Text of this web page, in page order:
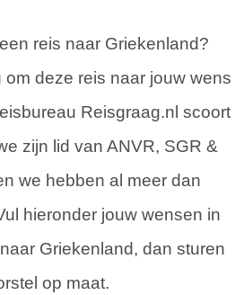
reis naar Griekenland?
deze reis naar jouw wens
Reisgraag.nl scoort
zijn lid van ANVR, SGR &
we hebben al meer dan
hieronder jouw wensen in
Griekenland, dan sturen
op maat.